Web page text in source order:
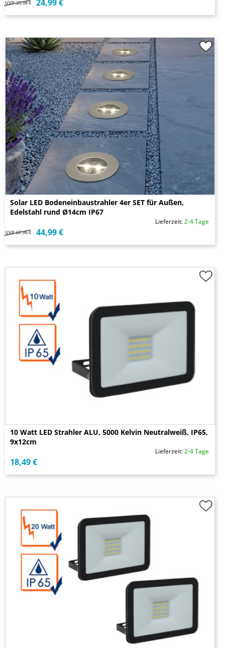
UVP 33,98 € 24,99 €
Solar LED Bodeneinbaustrahler 4er SET für Außen,
Edelstahl rund Ø14cm IP67
Lieferzeit:2-4 Tage
UVP 67,96 € 44,99 €
10 Watt LED Strahler ALU, 5000 Kelvin Neutralweiß, IP65,
9x12cm
Lieferzeit:2-4 Tage
18,49 €